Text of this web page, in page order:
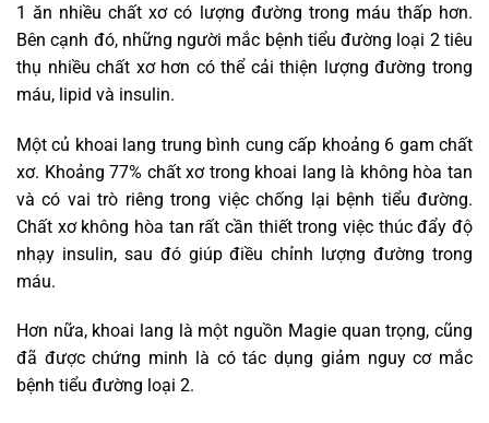
1 ăn nhiều chất xơ có lượng đường trong máu thấp hơn.
Bên cạnh đó, những người mắc bệnh tiểu đường loại 2 tiêu
thụ nhiều chất xơ hơn có thể cải thiện lượng đường trong
máu, lipid và insulin.
Một củ khoai lang trung bình cung cấp khoảng 6 gam chất
xơ. Khoảng 77% chất xơ trong khoai lang là không hòa tan
và có vai trò riêng trong việc chống lại bệnh tiểu đường.
Chất xơ không hòa tan rất cần thiết trong việc thúc đẩy độ
nhạy insulin, sau đó giúp điều chỉnh lượng đường trong
máu.
Hơn nữa, khoai lang là một nguồn Magie quan trọng, cũng
đã được chứng minh là có tác dụng giảm nguy cơ mắc
bệnh tiểu đường loại 2.